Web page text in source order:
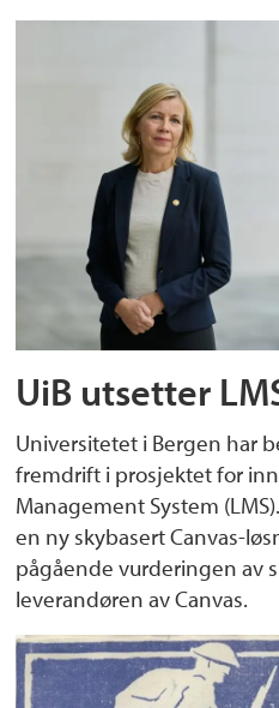
UiB utsetter
Universitetet i Bergen har
fremdrift i prosjektet for
Management System
en ny skybasert Canvas-
pågående vurderingen av
leverandøren av Canvas.